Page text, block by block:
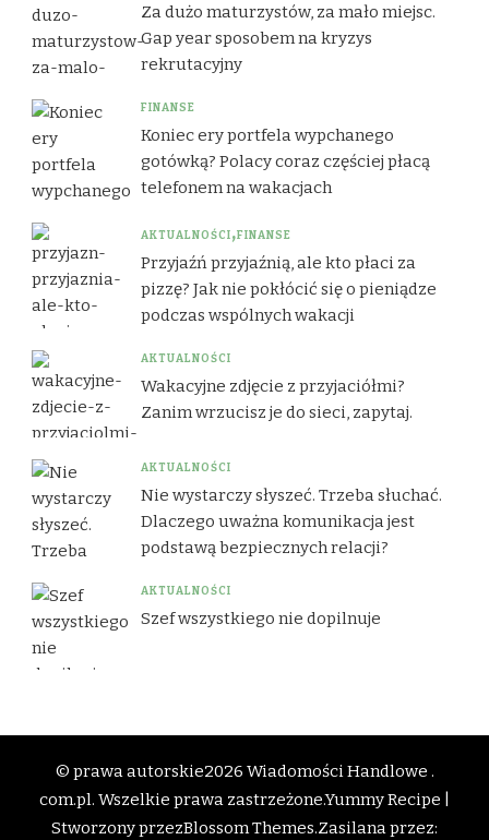
Za dużo maturzystów, za mało miejsc.
Gap year sposobem na kryzys
rekrutacyjny
FINANSE
Koniec ery portfela wypchanego
gotówką? Polacy coraz częściej płacą
telefonem na wakacjach
AKTUALNOŚCI FINANSE
Przyjaźń przyjaźnią, ale kto płaci za
pizzę? Jak nie pokłócić się o pieniądze
podczas wspólnych wakacji
AKTUALNOŚCI
Wakacyjne zdjęcie z przyjaciółmi?
Zanim wrzucisz je do sieci, zapytaj.
AKTUALNOŚCI
Nie wystarczy słyszeć. Trzeba słuchać.
Dlaczego uważna komunikacja jest
podstawą bezpiecznych relacji?
AKTUALNOŚCI
Szef wszystkiego nie dopilnuje
© prawa autorskie2026 Wiadomości Handlowe .
com.pl. Wszelkie prawa zastrzeżone.Yummy Recipe |
Stworzony przezBlossom Themes.Zasilana przez: